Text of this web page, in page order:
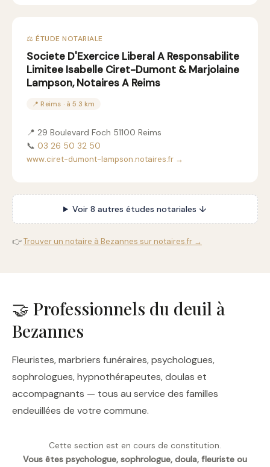
⚖️ ÉTUDE NOTARIALE
Societe D'Exercice Liberal A Responsabilite
Limitee Isabelle Ciret-Dumont & Marjolaine
Lampson, Notaires A Reims
📍 Reims · à 5.3 km
📍 29 Boulevard Foch 51100 Reims
📞 03 26 50 32 50
www.ciret-dumont-lampson.notaires.fr →
Voir 8 autres études notariales ↓
👉Trouver un notaire à Bezannes sur notaires.fr →
🤝 Professionnels du deuil à
Bezannes
Fleuristes, marbriers funéraires, psychologues,
sophrologues, hypnothérapeutes, doulas et
accompagnants — tous au service des familles
endeuillées de votre commune.
Cette section est en cours de constitution.
Vous êtes psychologue, sophrologue, doula, fleuriste ou